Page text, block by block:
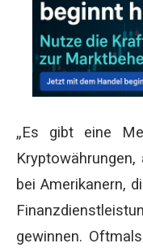
„Es gibt eine
bei Amerikanern,
gewinnen.